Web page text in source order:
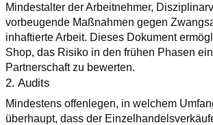
Mindestalter der Arbeitnehmer,
vorbeugende Maßnahmen gegen
inhaftierte Arbeit. Dieses Dokument
Shop, das Risiko in den frühen Phasen
Partnerschaft zu bewerten.
2. Audits
Mindestens offenlegen, in welchem
überhaupt, dass der